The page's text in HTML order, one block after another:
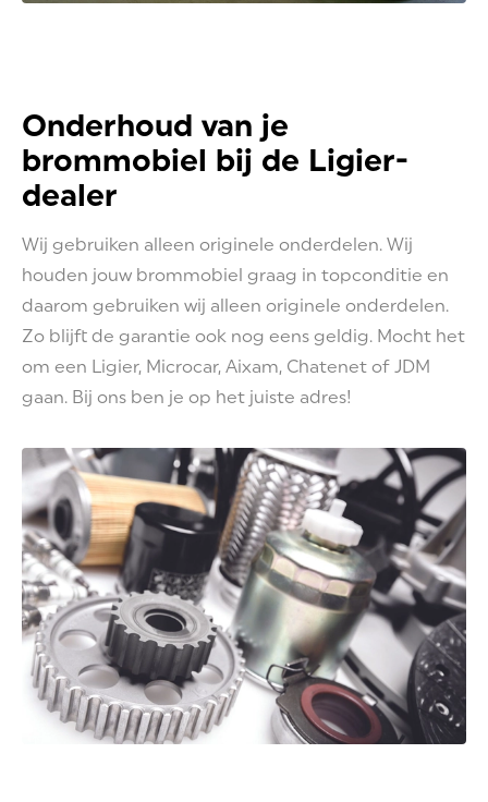
Onderhoud van je
brommobiel bij de Ligier-
dealer
Wij gebruiken alleen originele onderdelen. Wij
houden jouw brommobiel graag in topconditie en
daarom gebruiken wij alleen originele onderdelen.
Zo blijft de garantie ook nog eens geldig. Mocht het
om een Ligier, Microcar, Aixam, Chatenet of JDM
gaan. Bij ons ben je op het juiste adres!